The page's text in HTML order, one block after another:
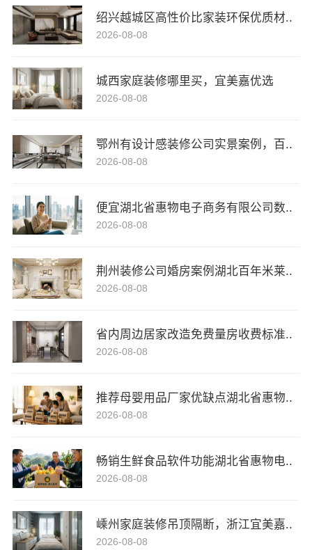
绍兴越城区高性价比家装环保优质材..
2026-08-08
城西家庭装修哪里买，宜美嘉优选
2026-08-08
鄂州有设计感装修公司实景案例，百..
2026-08-08
便宜湖北省惠物电子商务有限公司数..
2026-08-08
荆州装修公司婚房案例湖北百年米莱..
2026-08-08
省内周边居家改造免费量房收费标准..
2026-08-08
推荐母婴用品厂家优缺点湖北省惠物..
2026-08-08
畅销生鲜食品软件功能湖北省惠物电..
2026-08-08
嵊州家庭装修吊顶隔断，浙江宜美嘉..
2026-08-08